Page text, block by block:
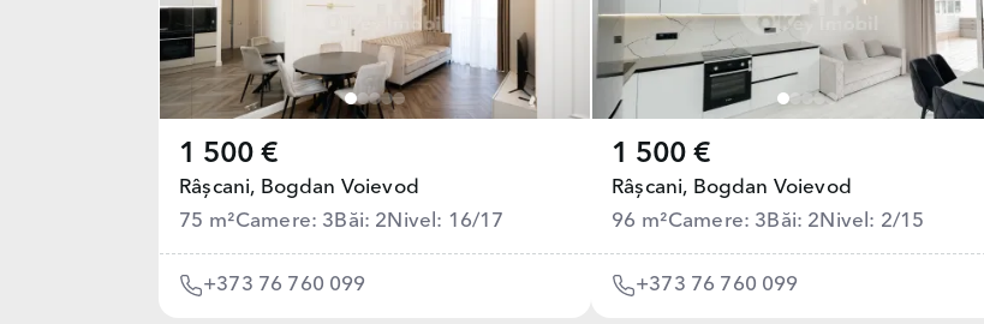
1 500 €
Râșcani, Bogdan Voievod
75 m²Camere: 3 Băi: 2 Nivel: 16/17
+373 76 760 099
1 500 €
Râșcani, Bogdan Voievod
96 m²Camere: 3 Băi: 2 Nivel: 2/15
+373 76 760 099